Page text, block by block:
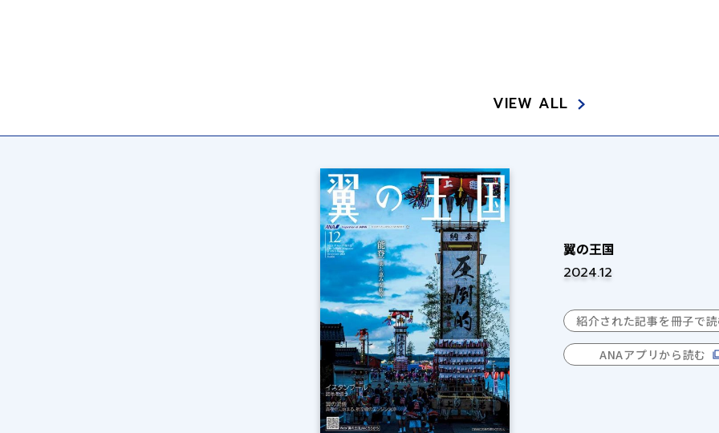
VIEW ALL
翼の王国
2024.12
紹介された記事を冊子で
ANAアプリから読む